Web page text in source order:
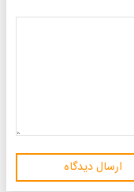
ارسال دیدگاه